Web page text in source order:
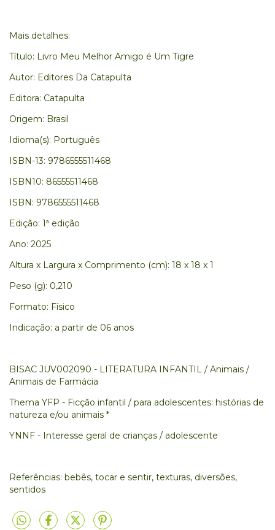
Mais detalhes:
Título: Livro Meu Melhor Amigo é Um Tigre
Autor: Editores Da Catapulta
Editora: Catapulta
Origem: Brasil
Idioma(s): Português
ISBN-13: 9786555511468
ISBN10: 86555511468
ISBN: 9786555511468
Edição: 1ª edição
Ano: 2025
Altura x Largura x Comprimento (cm): 18 x 18 x 1
Peso (g): 0,210
Formato: Físico
Indicação: a partir de 06 anos
BISAC JUV002090 - LITERATURA INFANTIL / Animais /
Animais de Farmácia
Thema YFP - Ficção infantil / para adolescentes: histórias de
natureza e/ou animais *
YNNF - Interesse geral de crianças / adolescente
Referências: bebês, tocar e sentir, texturas, diversões,
sentidos